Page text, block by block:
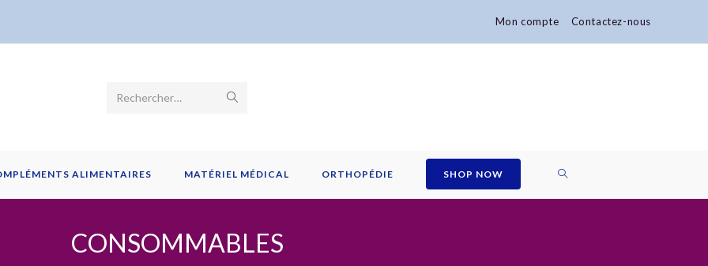
Mon compte Contactez-nous
Rechercher…
ALIMENTAIRES MATÉRIEL MÉDICAL ORTHOPÉDIE SHOP NOW TOGGLE
CONSOMMABLES